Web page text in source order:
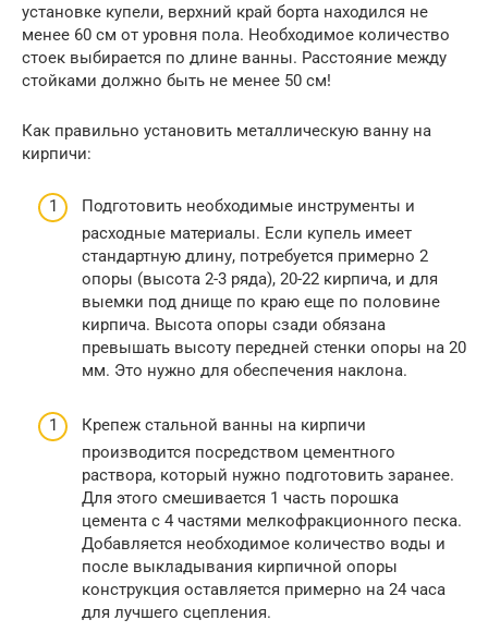
установке купели, верхний край борта находился не
менее 60 см от уровня пола. Необходимое количество
стоек выбирается по длине ванны. Расстояние между
стойками должно быть не менее 50 см!
Как правильно установить металлическую ванну на
кирпичи:
Подготовить необходимые инструменты и
расходные материалы. Если купель имеет
стандартную длину, потребуется примерно 2
опоры (высота 2-3 ряда), 20-22 кирпича, и для
выемки под днище по краю еще по половине
кирпича. Высота опоры сзади обязана
превышать высоту передней стенки опоры на 20
мм. Это нужно для обеспечения наклона.
Крепеж стальной ванны на кирпичи
производится посредством цементного
раствора, который нужно подготовить заранее.
Для этого смешивается 1 часть порошка
цемента с 4 частями мелкофракционного песка.
Добавляется необходимое количество воды и
после выкладывания кирпичной опоры
конструкция оставляется примерно на 24 часа
для лучшего сцепления.